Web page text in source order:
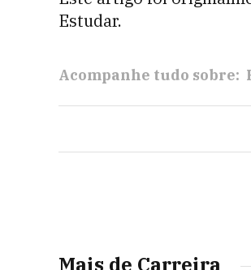
Estudar.
Acompanhe tudo sobre:
Mais de Carreira